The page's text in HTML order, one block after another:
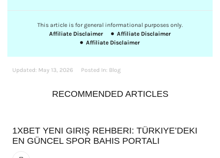
This article is for general informational purposes only.
Affiliate Disclaimer
Affiliate Disclaimer
Affiliate Disclaimer
Updated: May 13, 2026 Posted In: Blog
RECOMMENDED ARTICLES
1XBET YENI GIRIŞ REHBERI: TÜRKIYE’DEKI
EN GÜNCEL SPOR BAHIS PORTALI